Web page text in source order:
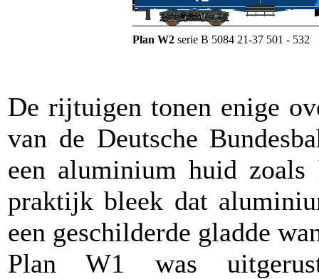
Plan W2 serie B 5084 21-37 501 - 532
De rijtuigen tonen enige
van de Deutsche
een aluminium huid
praktijk bleek dat
een geschilderde gladde
Plan W1 was